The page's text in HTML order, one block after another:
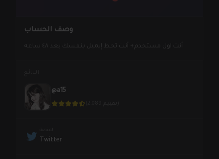
وصف الحساب
أنت اول مستخدم+ أنت تحط إيميل بنفسك بعد ٤٨ ساعه
@a15
Twitter